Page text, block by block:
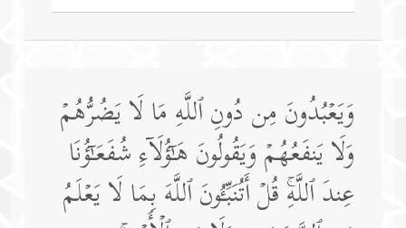
وَیَعۡبُدُونَ مِن دُونِ ٱللَّهِ مَا لَا یَضُرُّهُمۡ
وَلَا یَنفَعُهُمۡ وَیَقُولُونَ هَـٰۤؤُلَاۤءِ شُفَعَـٰۤؤُنَا
عِندَ ٱللَّهِۚ قُلۡ أَتُنَبِّـُٔونَ ٱللَّهَ بِمَا لَا یَعۡلَمُ